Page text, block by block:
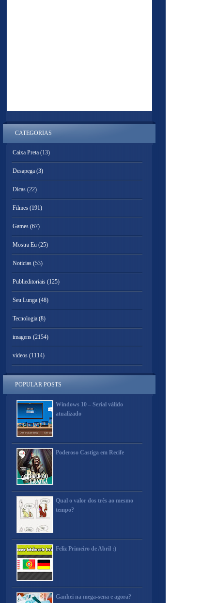
CATEGORIAS
Caixa Preta (13)
Desapega (3)
Dicas (22)
Filmes (191)
Games (67)
Mostra Eu (25)
Noticias (53)
Publieditoriais (125)
Seu Lunga (48)
Tecnologia (8)
imagens (2154)
videos (1114)
POPULAR POSTS
Windows 10 – Serial válido
atualizado
Poderoso Castiga em Recife
Qual o valor dos três ao mesmo
tempo?
Feliz Primeiro de Abril :)
Ganhei na mega-sena e agora?